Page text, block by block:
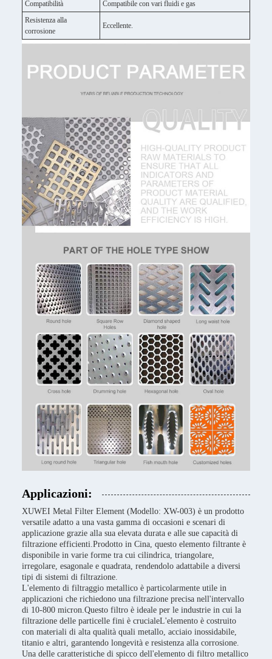
Compatibilità
Compatibile con vari fluidi e gas
Resistenza alla
corrosione
Eccellente.
Applicazioni:
XUWEI Metal Filter Element (Modello: XW-003) è un prodotto
versatile adatto a una vasta gamma di occasioni e scenari di
applicazione grazie alla sua elevata durata e alle sue capacità di
filtrazione efficienti.Prodotto in Cina, questo elemento filtrante è
disponibile in varie forme tra cui cilindrica, triangolare,
irregolare, esagonale e quadrata, rendendolo adattabile a diversi
tipi di sistemi di filtrazione.
L'elemento di filtraggio metallico è particolarmente utile in
applicazioni che richiedono una filtrazione precisa nell'intervallo
di 10-800 micron.Questo filtro è ideale per le industrie in cui la
filtrazione delle particelle fini è crucialeL'elemento è costruito
con materiali di alta qualità quali metallo, acciaio inossidabile,
titanio e altri, garantendo longevità e resistenza alla corrosione.
Una delle caratteristiche di spicco dell'elemento di filtro metallico